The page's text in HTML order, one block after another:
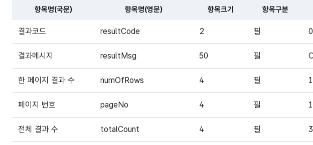
해당 오픈API의 출력결과(Response Element) 항목에 대한 표로, 국문항목명, 영문 항
항목명(국문) 항목명(영문) 항목크기 항목구분
결과코드 resultCode 2 필
결과메시지 resultMsg 50 필
한 페이지 결과 수 numOfRows 4 필
페이지 번호 pageNo 4 필 1
전체 결과 수 totalCount 4 필 3